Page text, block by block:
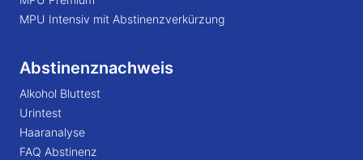
MPU Intensiv mit Abstinenzverkürzung
Abstinenznachweis
Alkohol Bluttest
Urintest
Haaranalyse
FAQ Abstinenz